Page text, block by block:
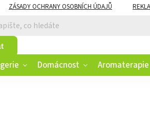
ZÁSADY OCHRANY OSOBNÍCH ÚDAJŮ
Domácnost Aromaterapie